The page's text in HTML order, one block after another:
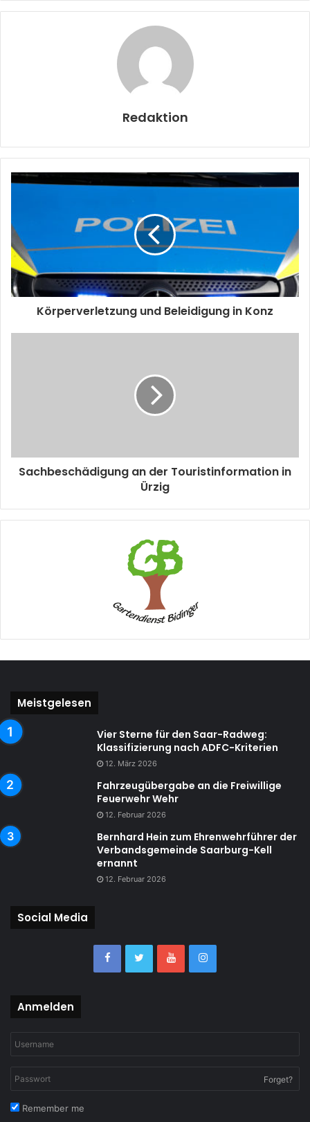
Redaktion
Körperverletzung und Beleidigung in Konz
Sachbeschädigung an der Touristinformation in
Ürzig
Meistgelesen
Vier Sterne für den Saar-Radweg:
Klassifizierung nach ADFC-Kriterien
12. März 2026
Fahrzeugübergabe an die Freiwillige
Feuerwehr Wehr
12. Februar 2026
Bernhard Hein zum Ehrenwehrführer der
Verbandsgemeinde Saarburg-Kell
ernannt
12. Februar 2026
Social Media
Anmelden
Forget?
Remember me